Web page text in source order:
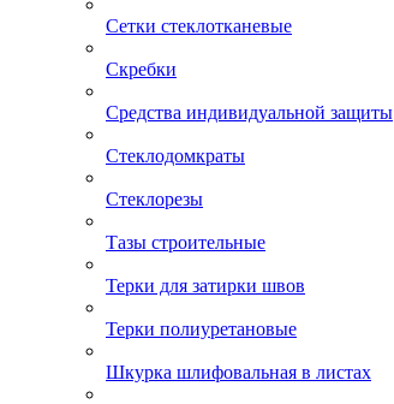
Сетки стеклотканевые
Скребки
Средства индивидуальной защиты
Стеклодомкраты
Стеклорезы
Тазы строительные
Терки для затирки швов
Терки полиуретановые
Шкурка шлифовальная в листах